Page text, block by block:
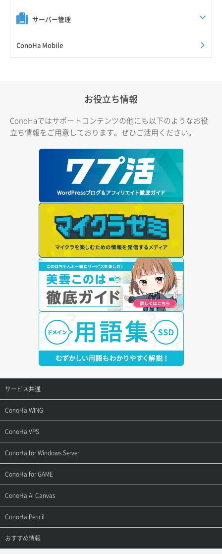
サーバー管理
ConoHa Mobile
お役立ち情報
ConoHaではサポートコンテンツの他にも以下のようなお役
立ち情報をご用意しております。ぜひご活用ください。
サービス共通
サポートトップ
ご契約・お支払い
お問い合わせ
ConoHa WING
サポートトップ
ご利用ガイド
よくある質問
ConoHa VPS
サポートトップ
ご利用ガイド
APIドキュメントVPS3.0
ConoHa for Windows Server
サポートトップ
ご利用ガイド
APIドキュメントVPS3.0
ConoHa for GAME
サポートトップ
ご利用ガイド
ConoHa AI Canvas
サポートトップ
ご利用ガイド
ConoHa Pencil
サポートトップ
おすすめ情報